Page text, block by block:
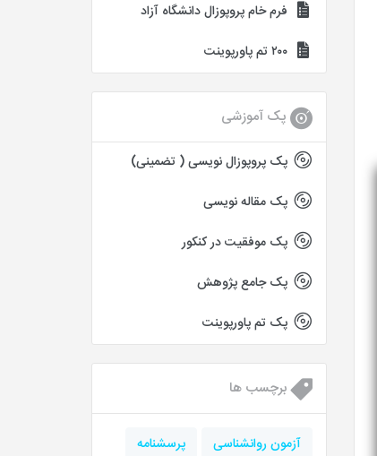
فرم خام پروپوزال دانشگاه آزاد
۲۰۰ تم پاورپوینت
پک آموزشی
پک پروپوزال نویسی ( تضمینی)
پک مقاله نویسی
پک موفقیت در کنکور
پک جامع پژوهش
پک تم پاورپوینت
برچسب ها
آزمون روانشناسی
پرسشنامه